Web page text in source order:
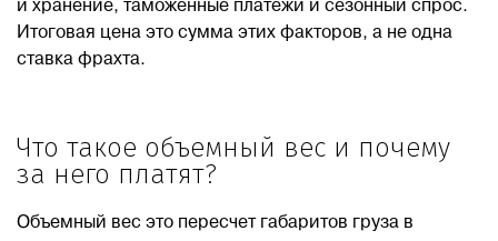
и хранение, таможенные платежи и сезонный спрос.
Итоговая цена это сумма этих факторов, а не одна
ставка фрахта.
Что такое объемный вес и почему
за него платят?
Объемный вес это пересчет габаритов груза в